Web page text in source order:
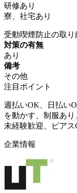
研修あり
寮、社宅あり
受動喫煙防止の取り
対策の有無
あり
備考
その他
注目ポイント
週払いOK、日払い
を動かす、制服あ
未経験歓迎、ピア
企業情報